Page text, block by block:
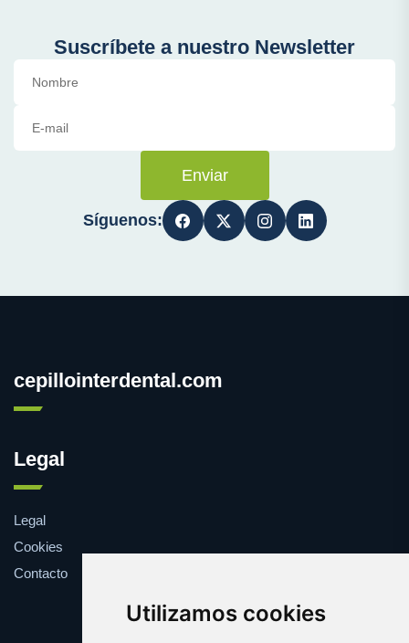
Utilizamos cookies
Suscríbete a nuestro Newsletter
Enviar
Síguenos:
cepillointerdental.com
Legal
Legal
Cookies
Contacto